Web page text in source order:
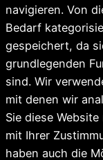
navigieren. Von
Bedarf
gespeichert, da
grundlegenden
sind. Wir
mit denen wir
Sie diese
mit Ihrer
haben auch die